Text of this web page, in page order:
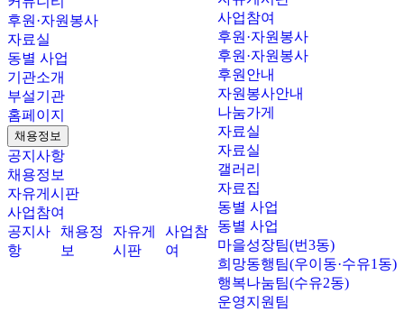
사업참여
후원·자원봉사
후원·자원봉사
후원안내
자원봉사안내
나눔가게
자료실
자료실
갤러리
자료집
동별 사업
동별 사업
마을성장팀(번3동)
희망동행팀(우이동·수유1동)
행복나눔팀(수유2동)
운영지원팀
후원·자원봉사
자료실
동별 사업
기관소개
부설기관
홈페이지
채용정보
공지사항
채용정보
자유게시판
사업참여
공지사
항
채용정
보
자유게
시판
사업참
여